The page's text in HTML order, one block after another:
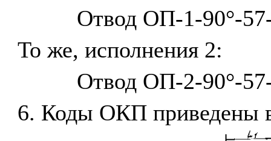
Отвод ОП-1-90°-
То же, исполнения 2:
Отвод ОП-2-90°-
6. Коды ОКП приведены